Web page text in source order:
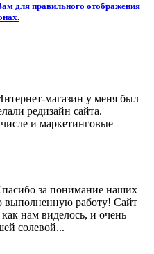
для правильного отображения
магазин у меня был
редизайн сайта.
и маркетинговые
за понимание наших
выполненную работу! Сайт
нам виделось, и очень
солевой...